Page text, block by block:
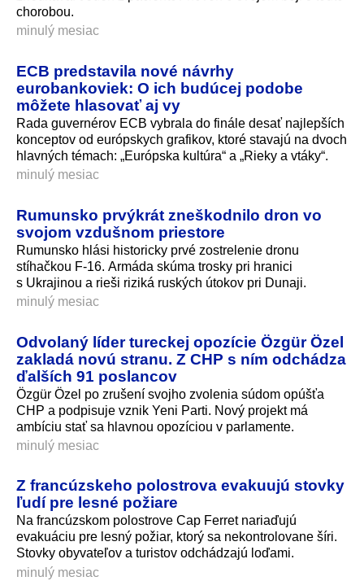
chorobou.
minulý mesiac
ECB predstavila nové návrhy
eurobankoviek: O ich budúcej podobe
môžete hlasovať aj vy
Rada guvernérov ECB vybrala do finále desať najlepších
konceptov od európskych grafikov, ktoré stavajú na dvoch
hlavných témach: „Európska kultúra“ a „Rieky a vtáky“.
minulý mesiac
Rumunsko prvýkrát zneškodnilo dron vo
svojom vzdušnom priestore
Rumunsko hlási historicky prvé zostrelenie dronu
stíhačkou F-16. Armáda skúma trosky pri hranici
s Ukrajinou a rieši riziká ruských útokov pri Dunaji.
minulý mesiac
Odvolaný líder tureckej opozície Özgür Özel
zakladá novú stranu. Z CHP s ním odchádza
ďalších 91 poslancov
Özgür Özel po zrušení svojho zvolenia súdom opúšťa
CHP a podpisuje vznik Yeni Parti. Nový projekt má
ambíciu stať sa hlavnou opozíciou v parlamente.
minulý mesiac
Z francúzskeho polostrova evakuujú stovky
ľudí pre lesné požiare
Na francúzskom polostrove Cap Ferret nariaďujú
evakuáciu pre lesný požiar, ktorý sa nekontrolovane šíri.
Stovky obyvateľov a turistov odchádzajú loďami.
minulý mesiac